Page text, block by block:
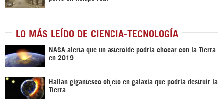
LO MÁS LEÍDO DE CIENCIA-TECNOLOGÍA
NASA alerta que un asteroide podría chocar con la Tierra
en 2019
Hallan gigantesco objeto en galaxia que podría destruir la
Tierra